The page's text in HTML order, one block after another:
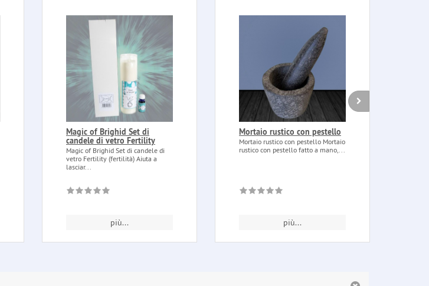
Magic of Brighid Set di
candele di vetro Fertility
Magic of Brighid Set di candele di
vetro Fertility (fertilità) Aiuta a
lasciar...
più...
Mortaio rustico con pestello
Mortaio rustico con pestello Mortaio
rustico con pestello fatto a mano,...
più...